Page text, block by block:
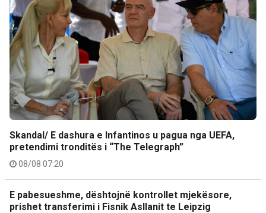
Skandal/ E dashura e Infantinos u pagua nga UEFA,
pretendimi tronditës i “The Telegraph”
08/08 07:20
E pabesueshme, dështojnë kontrollet mjekësore,
prishet transferimi i Fisnik Asllanit te Leipzig